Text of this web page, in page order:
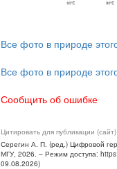
Все фото в природе
Все фото в природе
Сообщить об ошибке
Цитировать для публикации (сайт)
Серегин А. П. (ред.) Цифровой
МГУ, 2026. – Режим доступа:
09.08.2026)